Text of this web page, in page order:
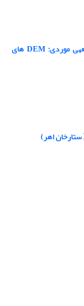
ارزیابی دقّت مدل‌های رقومی ارتفاع (DEMs) حاصل از نقشه های توپوگرافی و مقایسه‎ی تطبیقی آن با DEM های ماهواره ای (مطالعه‎ی موردی: DEM های